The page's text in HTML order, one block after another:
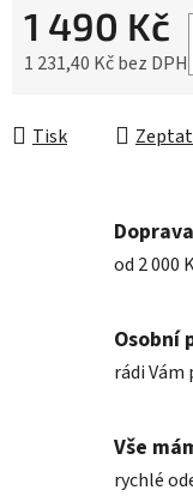
1 490 Kč
1 231,40 Kč bez DPH
Tisk
od 2 000
Osobní
rádi Vám
Vše
rychlé